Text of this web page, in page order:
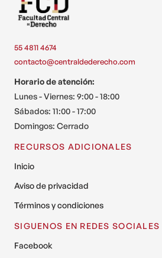
55 4811 4674
contacto@centraldederecho.com
Horario de atención:
Lunes - Viernes: 9:00 - 18:00
Sábados: 11:00 - 17:00
Domingos: Cerrado
RECURSOS ADICIONALES
Inicio
Aviso de privacidad
Términos y condiciones
SIGUENOS EN REDES SOCIALES
Facebook